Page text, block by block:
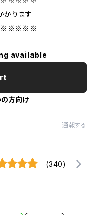
かります
available
方向け
通報する
(340)